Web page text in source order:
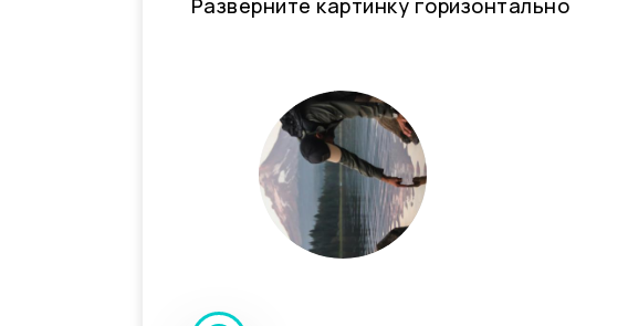
Разверните картинку горизонтально